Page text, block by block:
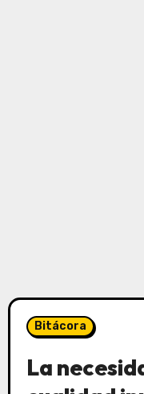
Bitácora
La